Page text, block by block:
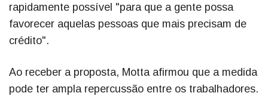
rapidamente possível "para que a gente possa
favorecer aquelas pessoas que mais precisam de
crédito".
Ao receber a proposta, Motta afirmou que a medida
pode ter ampla repercussão entre os trabalhadores.